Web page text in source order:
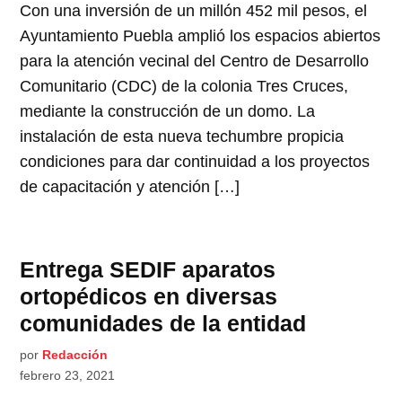
Con una inversión de un millón 452 mil pesos, el
Ayuntamiento Puebla amplió los espacios abiertos
para la atención vecinal del Centro de Desarrollo
Comunitario (CDC) de la colonia Tres Cruces,
mediante la construcción de un domo. La
instalación de esta nueva techumbre propicia
condiciones para dar continuidad a los proyectos
de capacitación y atención […]
Entrega SEDIF aparatos
ortopédicos en diversas
comunidades de la entidad
por Redacción
febrero 23, 2021